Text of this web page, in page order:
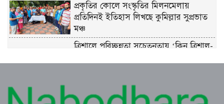
প্রকৃতির কোলে সংস্কৃতির মিলনমেলায়
প্রতিদিনই ইতিহাস লিখছে কুমিল্লার সুপ্রভাত
মঞ্চ
ত্রিশালে পরিচ্ছন্নতা সচেতনতায় ‘ক্লিন ত্রিশাল-
রহমানের যাবজ্জীবন কারাদণ্ড।। ছেলে
মেহেদী হাসান খালাস